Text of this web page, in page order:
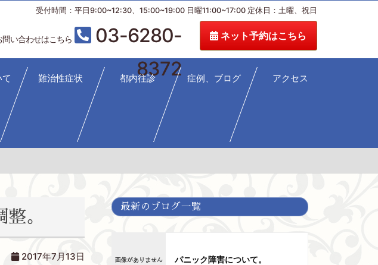
受付時間：平日9:00~12:30、15:00~19:00 日曜11:00~17:00 定休日：土曜、祝日
問い合わせはこちら
03-6280-
8372
ネット予約はこちら
難治性症状 都内往診 症例、ブログ アクセス
。
2017年7月13日
最新のブログ一覧
パニック障害について。